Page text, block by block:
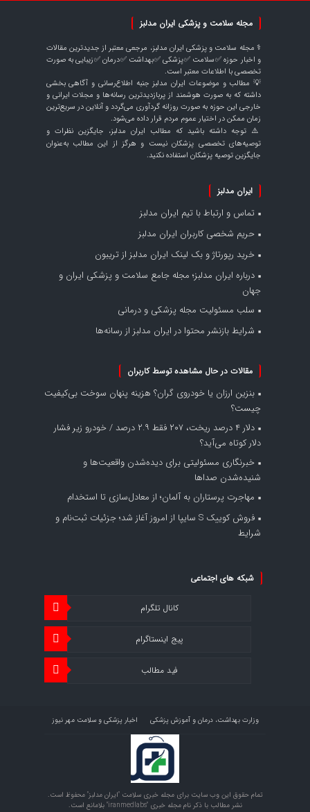
مجله سلامت و پزشکی ایران مدلبز
⚕️ مجله سلامت و پزشکی ایران مدلبز، مرجعی معتبر از جدیدترین مقالات
و اخبار حوزه ✅سلامت ✅پزشکی ✅بهداشت ✅درمان ✅زیبایی به صورت
تخصصی با اطلاعات معتبر است.
💡 مطالب و موضوعات ایران مدلبز جنبه اطلاع‌رسانی و آگاهی بخشی
داشته که به صورت هوشمند از پربازدیدترین رسانه‌ها و مجلات ایرانی و
خارجی این حوزه به صورت روزانه گردآوری می‌گردد و آنلاین در سریع‌ترین
زمان ممکن در اختیار عموم مردم قرار داده می‌شود.
⚠️ توجه داشته باشید که مطالب ایران مدلبز، جایگزین نظرات و
توصیه‌های تخصصی پزشکان نیست و هرگز از این مطالب به‌عنوان
جایگزین توصیه پزشکان استفاده نکنید.
ایران مدلبز
تماس و ارتباط با تیم ایران مدلبز
حریم شخصی کاربران ایران مدلبز
خرید رپورتاژ و بک لینک ایران مدلبز از تریبون
درباره ایران مدلبز؛ مجله جامع سلامت و پزشکی ایران و
جهان
سلب مسئولیت مجله پزشکی و درمانی
شرایط بازنشر محتوا در ایران مدلبز از رسانه‌ها
مقالات در حال مشاهده توسط کاربران
بنزین ارزان یا خودروی گران؟ هزینه پنهان سوخت بی‌کیفیت
چیست؟
دلار ۴ درصد ریخت، ۲۰۷ فقط ۲.۹ درصد / خودرو زیر فشار
دلار کوتاه می‌آید؟
خبرنگاری مسئولیتی برای دیده‌شدن واقعیت‌ها و
شنیده‌شدن صداها
مهاجرت پرستاران به آلمان؛ از معادل‌سازی تا استخدام
فروش کوییک S سایپا از امروز آغاز شد؛ جزئیات ثبت‌نام و
شرایط
شبکه های اجتماعی
کانال تلگرام
پیج اینستاگرام
فید مطالب
وزارت بهداشت، درمان و آموزش پزشکی اخبار پزشکی و سلامت مهر نیوز
اخبار اقتصاد سلامت اقتصاد آنلاین
تمام حقوق این وب سایت برای مجله خبری سلامت "ایران مدلبز" محفوظ است.
نشر مطالب با ذکر نام مجله خبری "iranmedlabs" بلامانع است.